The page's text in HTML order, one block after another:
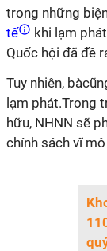
trong những
tế
khi lạm
Quốc hội đã đề
Tuy nhiên,
lạm phát.Trong
hữu, NHNN sẽ
chính sách vĩ